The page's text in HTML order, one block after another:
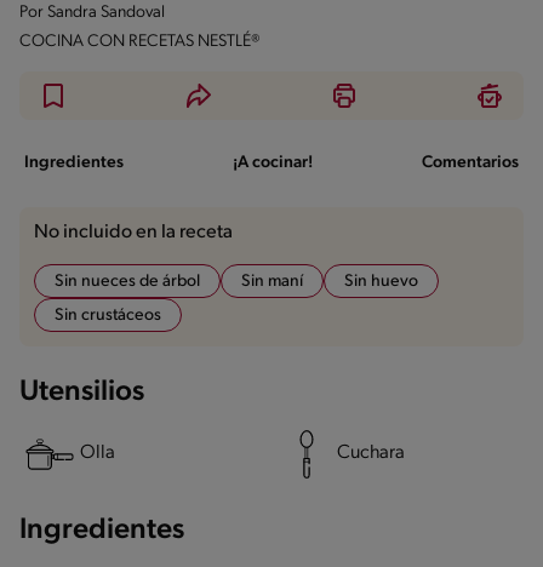
Por Sandra Sandoval
COCINA CON RECETAS NESTLÉ®
Ingredientes ¡A cocinar! Comentarios
No incluido en la receta
Sin nueces de árbol Sin maní
Sin huevo
Sin crustáceos
Utensilios
Olla Cuchara
Ingredientes